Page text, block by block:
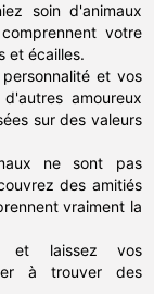
soin d'animaux
votre
et écailles.
et vos
amoureux
sur des valeurs
ne sont pas
des amitiés
vraiment la
et laissez vos
à trouver des